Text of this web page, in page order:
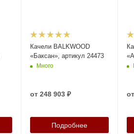
Качели BALKWOOD
«Баксан», артикул 24473
Много
от 248 903 ₽
Подробнее